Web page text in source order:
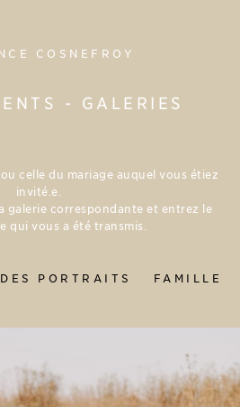
COSNEFROY
- GALERIES
celle du mariage auquel vous étiez
invité.e.
galerie correspondante et entrez le
qui vous a été transmis.
DES PORTRAITS FAMILLE